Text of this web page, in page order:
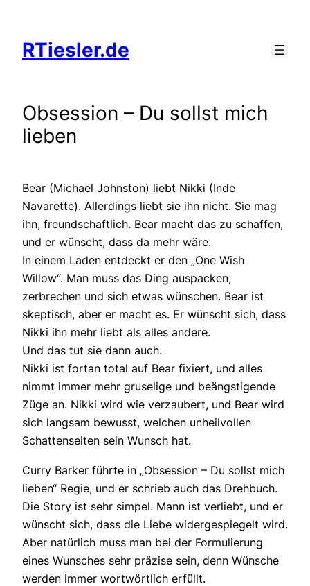
springen
RTiesler.de
Obsession – Du sollst mich
lieben
Bear (Michael Johnston) liebt Nikki (Inde
Navarette). Allerdings liebt sie ihn nicht. Sie mag
ihn, freundschaftlich. Bear macht das zu schaffen,
und er wünscht, dass da mehr wäre.
In einem Laden entdeckt er den „One Wish
Willow“. Man muss das Ding auspacken,
zerbrechen und sich etwas wünschen. Bear ist
skeptisch, aber er macht es. Er wünscht sich, dass
Nikki ihn mehr liebt als alles andere.
Und das tut sie dann auch.
Nikki ist fortan total auf Bear fixiert, und alles
nimmt immer mehr gruselige und beängstigende
Züge an. Nikki wird wie verzaubert, und Bear wird
sich langsam bewusst, welchen unheilvollen
Schattenseiten sein Wunsch hat.
Curry Barker führte in „Obsession – Du sollst mich
lieben“ Regie, und er schrieb auch das Drehbuch.
Die Story ist sehr simpel. Mann ist verliebt, und er
wünscht sich, dass die Liebe widergespiegelt wird.
Aber natürlich muss man bei der Formulierung
eines Wunsches sehr präzise sein, denn Wünsche
werden immer wortwörtlich erfüllt.